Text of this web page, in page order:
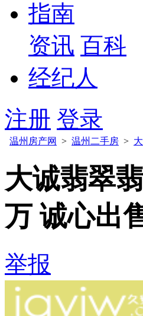
指南
资讯 百科
经纪人
注册 登录
温州房产网 > 温州二手房 >
大诚翡翠
万 诚心出
举报